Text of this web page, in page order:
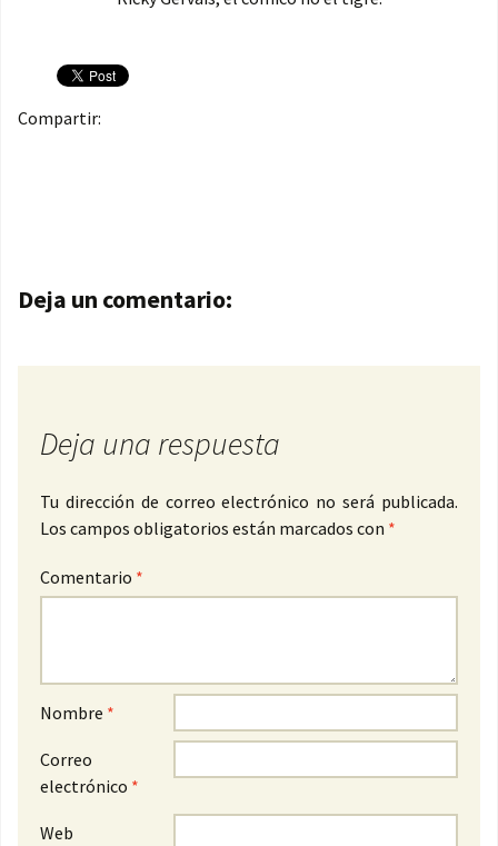
Compartir:
Navegación de entradas
Deja un comentario:
Deja una respuesta
Tu dirección de correo electrónico no será publicada.
Los campos obligatorios están marcados con *
Comentario *
Nombre *
Correo
electrónico *
Web